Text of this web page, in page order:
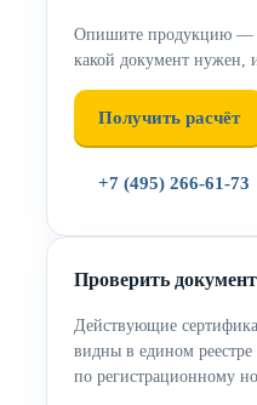
Опишите продукцию —
какой документ нужен,
Получить расчёт
+7 (495) 266-61-73
Проверить документ
Действующие
видны в едином реестре
по регистрационному